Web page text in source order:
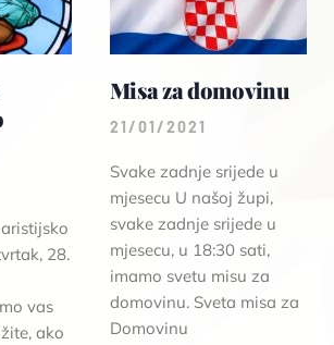
28.
vas
ako
Misa za domovinu
21/01/2021
Svake zadnje srijede u
mjesecu U našoj župi,
svake zadnje srijede u
mjesecu, u 18:30 sati,
imamo svetu misu za
domovinu. Sveta misa za
Domovinu